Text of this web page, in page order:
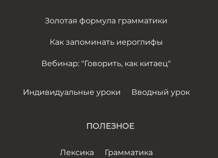
Золотая формула грамматики
Как запоминать иероглифы
Вебинар: "Говорить, как китаец"
Индивидуальные уроки Вводный урок
ПОЛЕЗНОЕ
Лексика Грамматика